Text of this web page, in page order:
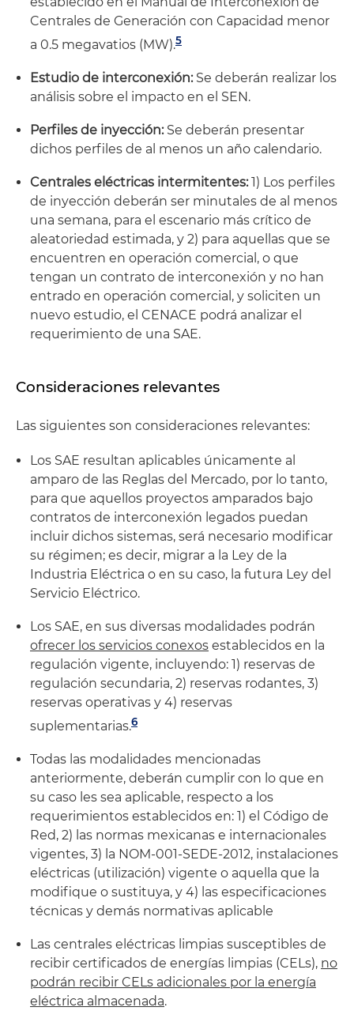
Centrales de Generación con Capacidad menor
a 0.5 megavatios (MW).5
Estudio de interconexión:Se deberán realizar los
análisis sobre el impacto en el SEN.
Perfiles de inyección:Se deberán presentar
dichos perfiles de al menos un año calendario.
Centrales eléctricas intermitentes:1) Los perfiles
de inyección deberán ser minutales de al menos
una semana, para el escenario más crítico de
aleatoriedad estimada, y 2) para aquellas que se
encuentren en operación comercial, o que
tengan un contrato de interconexión y no han
entrado en operación comercial, y soliciten un
nuevo estudio, el CENACE podrá analizar el
requerimiento de una SAE.
Consideraciones relevantes
Las siguientes son consideraciones relevantes:
Los SAE resultan aplicables únicamente al
amparo de las Reglas del Mercado, por lo tanto,
para que aquellos proyectos amparados bajo
contratos de interconexión legados puedan
incluir dichos sistemas, será necesario modificar
su régimen; es decir, migrar a la Ley de la
Industria Eléctrica o en su caso, la futura Ley del
Servicio Eléctrico.
Los SAE, en sus diversas modalidades podrán
ofrecer los servicios conexos establecidos en la
regulación vigente, incluyendo: 1) reservas de
regulación secundaria, 2) reservas rodantes, 3)
reservas operativas y 4) reservas
suplementarias.6
Todas las modalidades mencionadas
anteriormente, deberán cumplir con lo que en
su caso les sea aplicable, respecto a los
requerimientos establecidos en: 1) el Código de
Red, 2) las normas mexicanas e internacionales
vigentes, 3) la NOM-001-SEDE-2012, instalaciones
eléctricas (utilización) vigente o aquella que la
modifique o sustituya, y 4) las especificaciones
técnicas y demás normativas aplicable
Las centrales eléctricas limpias susceptibles de
recibir certificados de energías limpias (CELs), no
podrán recibir CELs adicionales por la energía
eléctrica almacenada.